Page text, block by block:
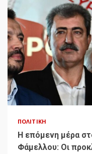
ΠΟΛΙΤΙΚΉ
H επόμενη μέρα
Φάμελλου: Οι